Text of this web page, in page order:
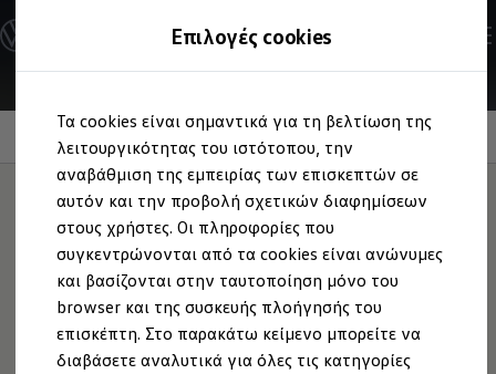
Επιλογές cookies
Τα cookies είναι σημαντικά για τη βελτίωση της
λειτουργικότητας του ιστότοπου, την
αναβάθμιση της εμπειρίας των επισκεπτών σε
αυτόν και την προβολή σχετικών διαφημίσεων
στους χρήστες. Οι πληροφορίες που
συγκεντρώνονται από τα cookies είναι ανώνυμες
και βασίζονται στην ταυτοποίηση μόνο του
browser και της συσκευής πλοήγησής του
επισκέπτη. Στο παρακάτω κείμενο μπορείτε να
διαβάσετε αναλυτικά για όλες τις κατηγορίες
στο
περιεχόμενο
στο
footer
Ανακαλύψτε τα Μοντέλα
Διαμορφώστε το Volkswagen σας
Επαγγελματικά Οχήματα Volkswagen
Ηλεκτρικά & eHybrid μοντέλα
Ηλεκτρικά μοντέλα
ID.3 Neo
Νέο ID. Polo
ID.4
ID.4 GTX
ID.5
ID.5 GTX
ID.7
ID.7 GTX
ID. Buzz
ID. Buzz Cargo
ID. CROSS
Σύστημα υποβοήθησης στάθμευσης
Park Assist Plus